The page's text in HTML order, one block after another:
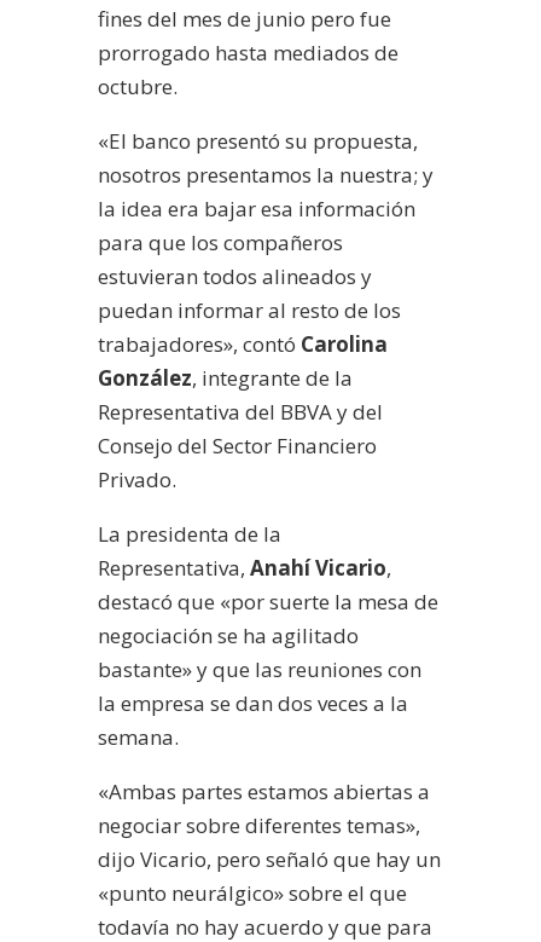
fines del mes de junio pero fue
prorrogado hasta mediados de
octubre.
«El banco presentó su propuesta,
nosotros presentamos la nuestra; y
la idea era bajar esa información
para que los compañeros
estuvieran todos alineados y
puedan informar al resto de los
trabajadores», contó Carolina
González, integrante de la
Representativa del BBVA y del
Consejo del Sector Financiero
Privado.
La presidenta de la
Representativa, Anahí Vicario,
destacó que «por suerte la mesa de
negociación se ha agilitado
bastante» y que las reuniones con
la empresa se dan dos veces a la
semana.
«Ambas partes estamos abiertas a
negociar sobre diferentes temas»,
dijo Vicario, pero señaló que hay un
«punto neurálgico» sobre el que
todavía no hay acuerdo y que para